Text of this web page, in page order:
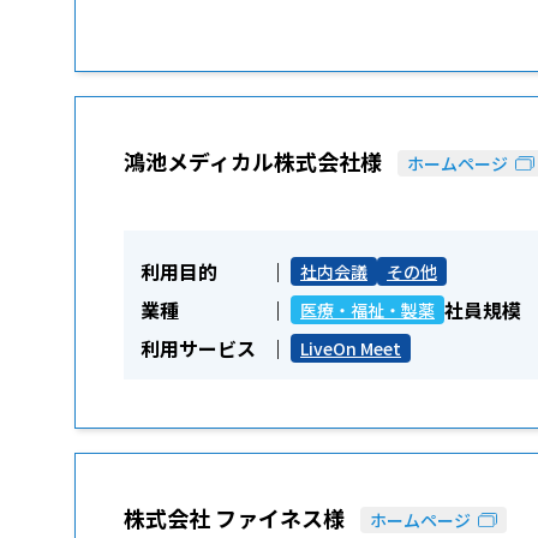
鴻池メディカル株式会社様 ホームページ
利用目的 社内会議 その他
業種 医療・福祉・製薬 社員規模
利用サービス LiveOn Meet
株式会社 ファイネス様 ホームページ